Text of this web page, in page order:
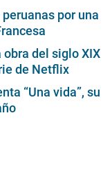
por una
obra del siglo XIX
de Netflix
“Una vida”, su